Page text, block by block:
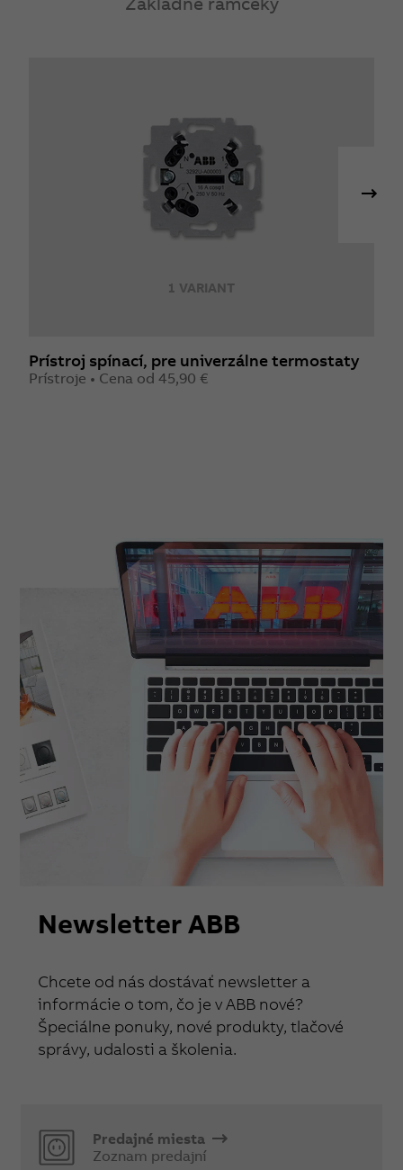
1 VARIANT
Prístroj spínací, pre univerzálne termostaty
Prístroje • Cena od 45,90 €
Newsletter ABB
Chcete od nás dostávať newsletter a
informácie o tom, čo je v ABB nové?
Špeciálne ponuky, nové produkty, tlačové
správy, udalosti a školenia.
Predajné miesta
Zoznam predajní